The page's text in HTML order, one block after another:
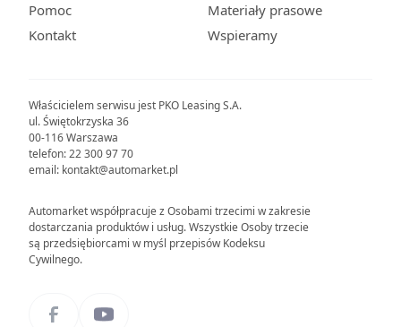
Właścicielem serwisu jest PKO Leasing S.A.
ul. Świętokrzyska 36
00-116 Warszawa
telefon: 22 300 97 70
email: kontakt@automarket.pl
Automarket współpracuje z Osobami trzecimi w zakresie
dostarczania produktów i usług. Wszystkie Osoby trzecie
są przedsiębiorcami w myśl przepisów Kodeksu
Cywilnego.
Pomoc
Kontakt
Materiały prasowe
Wspieramy